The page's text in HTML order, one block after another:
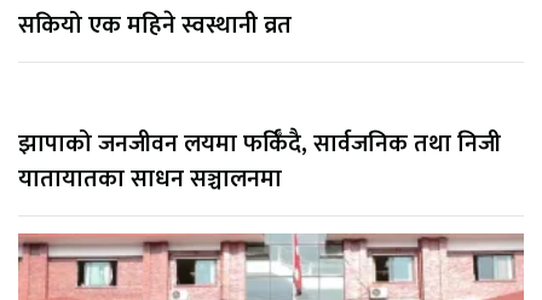
सकियो एक महिने स्वस्थानी व्रत
झापाको जनजीवन लयमा फर्किँदै, सार्वजनिक तथा निजी
यातायातका साधन सञ्चालनमा